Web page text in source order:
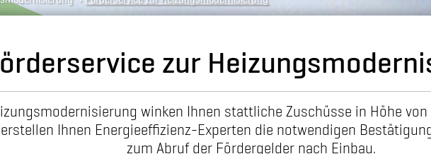
zur
winken Ihnen stattliche Zuschüsse in Höhe
Ihnen Energieeffizienz-Experten die notwendigen
zum Abruf der Fördergelder nach Einbau.